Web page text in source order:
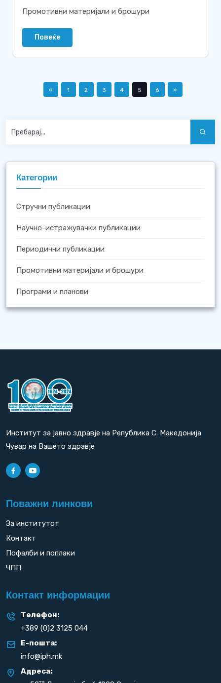
Промотивни материјали и брошури
Повеќе
« 1 2 3 4 5 6 »
Категории
Стручни публикации
Научно-истражувачки публикации
Периодични публикации
Промотивни материјали и брошури
Програми и планови
Институт за јавно здравје на Република С. Македонија
Чувар на Вашето здравје
Поважни линкови
За институтот
Контакт
Пофалби и поплаки
ЧПП
Контакт информации
Телефон:
+389 (0)2 3125 044
Е-пошта:
info@iph.mk
Адреса: